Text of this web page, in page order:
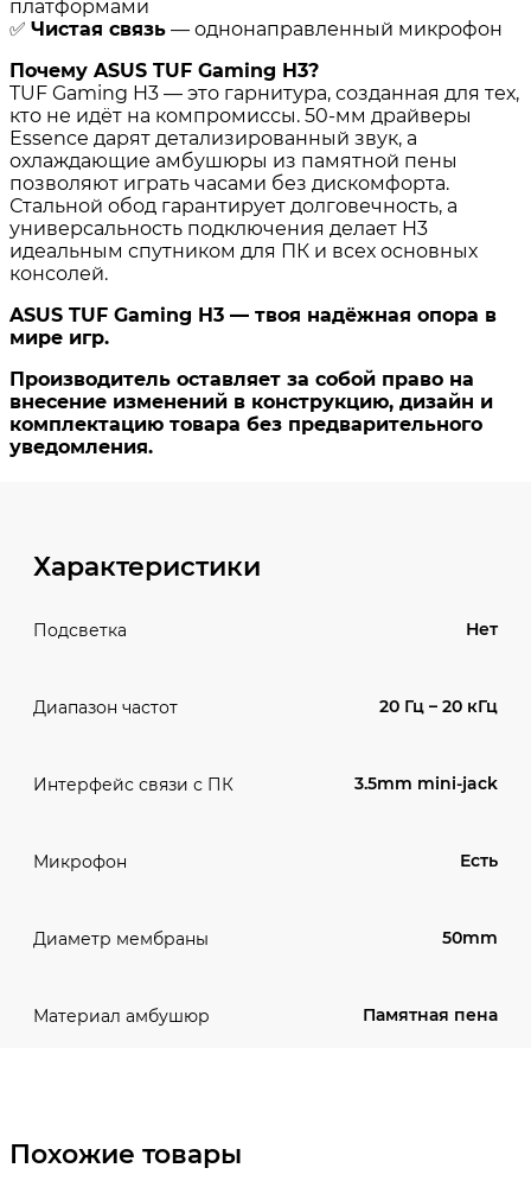
Характеристики
Подсветка Нет
Диапазон частот 20 Гц – 20 кГц
Интерфейс связи с ПК 3.5mm mini-jack
Микрофон Есть
Диаметр мембраны 50mm
Материал амбушюр Памятная пена
Похожие товары